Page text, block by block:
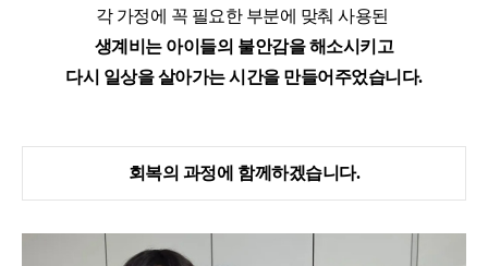
각 가정에 꼭 필요한 부분에 맞춰 사용된
생계비는 아이들의 불안감을 해소시키고
다시 일상을 살아가는 시간을 만들어주었습니다.
회복의 과정에 함께하겠습니다.